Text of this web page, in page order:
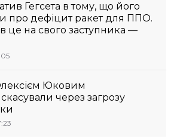
Гегсета в тому, що його
про дефіцит ракет для ППО.
це на свого заступника —
Юковим
через загрозу